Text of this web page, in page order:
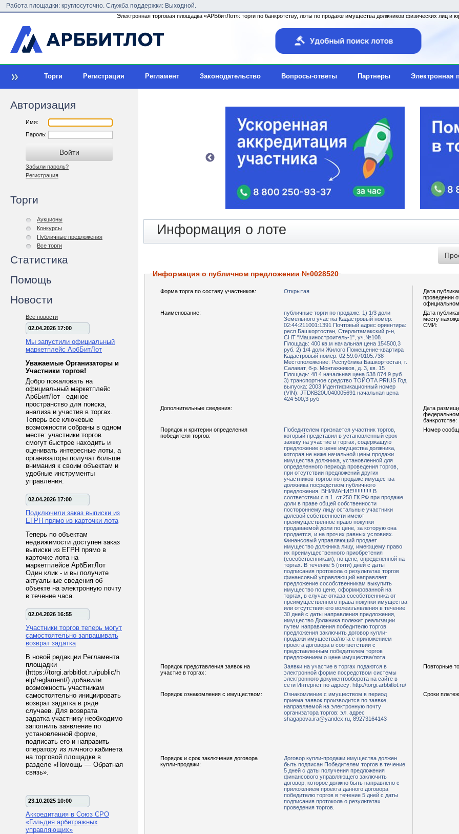
Работа площадки: круглосуточно. Служба поддержки: Выходной.
Электронная торговая площадка «АРБбитЛот»: торги по банкротству, лоты по продаже имущества должников физических лиц и
Торги Регистрация Регламент Законодательство Вопросы-ответы Партнеры Электронная
Авторизация
Имя:
Пароль:
Забыли пароль?
Регистрация
Торги
Аукционы
Конкурсы
Публичные предложения
Все торги
Статистика
Помощь
Новости
Все новости
02.04.2026 17:00
Мы запустили официальный
маркетплейс АрбБитЛот
Уважаемые Организаторы и
Участники торгов!
Добро пожаловать на
официальный маркетплейс
АрбБитЛот - единое
пространство для поиска,
анализа и участия в торгах.
Теперь все ключевые
возможности собраны в одном
месте: участники торгов
смогут быстрее находить и
оценивать интересные лоты, а
организаторы получат больше
внимания к своим объектам и
удобные инструменты
управления.
02.04.2026 17:00
Подключили заказ выписки из
ЕГРН прямо из карточки лота
Теперь по объектам
недвижимости доступен заказ
выписки из ЕГРН прямо в
карточке лота на
маркетплейсе АрбБитЛот
Один клик - и вы получите
актуальные сведения об
объекте на электронную почту
в течение часа.
02.04.2026 16:55
Участники торгов теперь могут
самостоятельно запрашивать
возврат задатка
В новой редакции Регламента
площадки
(https://torgi.arbbitlot.ru/public/h
elp/reglament/) добавили
возможность участникам
самостоятельно инициировать
возврат задатка в ряде
случаев. Для возврата
задатка участнику необходимо
заполнить заявление по
установленной форме,
подписать его и направить
оператору из личного кабинета
на торговой площадке в
разделе «Помощь — Обратная
связь».
23.10.2025 10:00
Аккредитация в Союз СРО
«Гильдия арбитражных
управляющих»
Информация о лоте
Информация о публичном предложении №0028520
Форма торга по составу участников: Открытая
Дата
проведении
Наименование:
публичные торги по продаже: 1) 1/3 доли
Земельного участка Кадастровый номер:
02:44:211001:1391 Почтовый адрес ориентира:
респ Башкортостан, Стерлитамакский р-н,
СНТ "Машиностроитель-1", уч.№108.
Площадь: 400 кв.м начальная цена 154500,3
руб. 2) 1/4 доли Жилого Помещение-квартира
Кадастровый номер: 02:59:070105:738
Местоположение: Республика Башкортостан, г.
Салават, б-р. Монтажников, д. 3, кв. 15
Площадь: 48.4 начальная цена 538 074,9 руб.
3) транспортное средство ТОЙОТА РRIUS Год
выпуска: 2003 Идентификационный номер
(VIN): JТDКВ20U040005691 начальная цена
424 500,3 руб
Дата
месту
СМИ:
Дополнительные сведения:
Дата
банкротстве:
Порядок и критерии определения
победителя торгов:
Победителем признается участник торгов,
который представил в установленный срок
заявку на участие в торгах, содержащую
предложение о цене имущества должника,
которая не ниже начальной цены продажи
имущества должника, установленной для
определенного периода проведения торгов,
при отсутствии предложений других
участников торгов по продаже имущества
должника посредством публичного
предложения. ВНИМАНИЕ!!!!!!!!!!!! В
соответствии с п.1. ст.250 ГК РФ при продаже
доли в праве общей собственности
постороннему лицу остальные участники
долевой собственности имеют
преимущественное право покупки
продаваемой доли по цене, за которую она
продается, и на прочих равных условиях.
Финансовый управляющий продает
имущество должника лицу, имеющему право
их преимущественного приобретения
(сособственникам), по цене, определенной на
торгах. В течение 5 (пяти) дней с даты
подписания протокола о результатах торгов
финансовый управляющий направляет
предложение сособственникам выкупить
имущество по цене, сформированной на
торгах, в случае отказа сособственника от
преимущественного права покупки имущества
или отсутствия его волеизъявления в течение
30 дней с даты направления предложения,
имущество Должника полежит реализации
путем направления победителю торгов
предложения заключить договор купли-
продажи имущества/лота с приложением
проекта договора в соответствии с
представленным победителем торгов
предложением о цене имущества/лота
Номер
Порядок представления заявок на
участие в торгах:
Заявки на участие в торгах подаются в
электронной форме посредством системы
электронного документооборота на сайте в
сети Интернет по адресу: http://torgi.arbbitlot.ru/
Повторные
Порядок ознакомления с имуществом:
Ознакомление с имуществом в период
приема заявок производится по заявке,
направляемой на электронную почту
организатора торгов: эл. адрес
shagapova.ira@yandex.ru, 89273164143
Сроки
Порядок и срок заключения договора
купли-продажи:
Договор купли-продажи имущества должен
быть подписан Победителем торгов в течение
5 дней с даты получения предложения
финансового управляющего заключить
договор, которое должно быть направлено с
приложением проекта данного договора
победителю торгов в течение 5 дней с даты
подписания протокола о результатах
проведения торгов.